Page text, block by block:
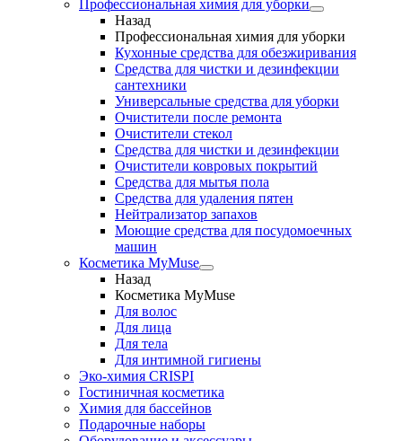
Профессиональная химия для уборки
Назад
Профессиональная химия для уборки
Кухонные средства для обезжиривания
Средства для чистки и дезинфекции
сантехники
Универсальные средства для уборки
Очистители после ремонта
Очистители стекол
Средства для чистки и дезинфекции
Очистители ковровых покрытий
Средства для мытья пола
Средства для удаления пятен
Нейтрализатор запахов
Моющие средства для посудомоечных
машин
Косметика MyMuse
Назад
Косметика MyMuse
Для волос
Для лица
Для тела
Для интимной гигиены
Эко-химия CRISPI
Гостиничная косметика
Химия для бассейнов
Подарочные наборы